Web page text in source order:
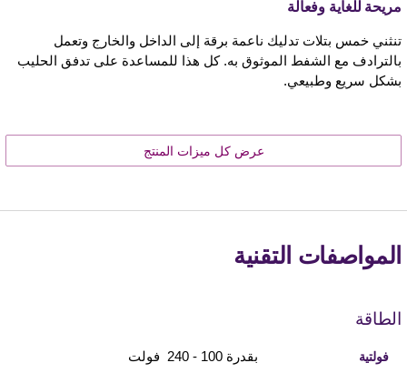
مريحة للغاية وفعالة
تنثني خمس بتلات تدليك ناعمة برقة إلى الداخل والخارج وتعمل
بالترادف مع الشفط الموثوق به. كل هذا للمساعدة على تدفق الحليب
بشكل سريع وطبيعي.
عرض كل ميزات المنتج
المواصفات التقنية
الطاقة
فولتية بقدرة 100 - 240 فولت